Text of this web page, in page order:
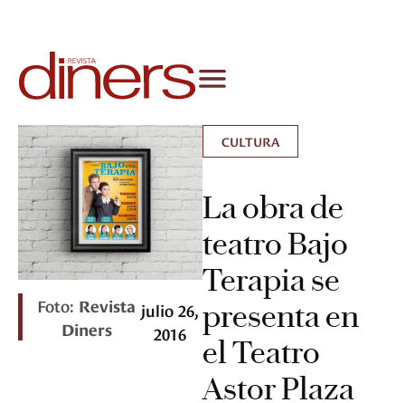
Foto: Revista
Diners
julio 26,
2016
CULTURA
La obra de
teatro Bajo
Terapia se
presenta en
el Teatro
Astor Plaza